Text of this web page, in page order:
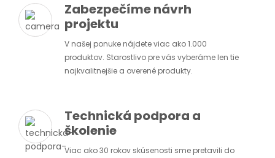
Zabezpečíme návrh
projektu
V našej ponuke nájdete viac ako 1.000
produktov. Starostlivo pre vás vyberáme len tie
najkvalitnejšie a overené produkty.
Technická podpora a
školenie
Viac ako 30 rokov skúsenosti sme pretavili do